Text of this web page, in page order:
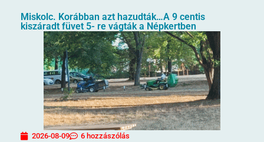
Miskolc. Korábban azt hazudták…A 9 centis
kiszáradt füvet 5- re vágták a Népkertben
2026-08-09 6 hozzászólás